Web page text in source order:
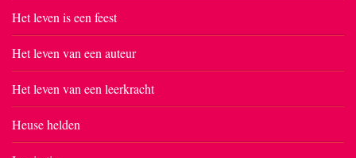
Het leven is een feest
Het leven van een auteur
Het leven van een leerkracht
Heuse helden